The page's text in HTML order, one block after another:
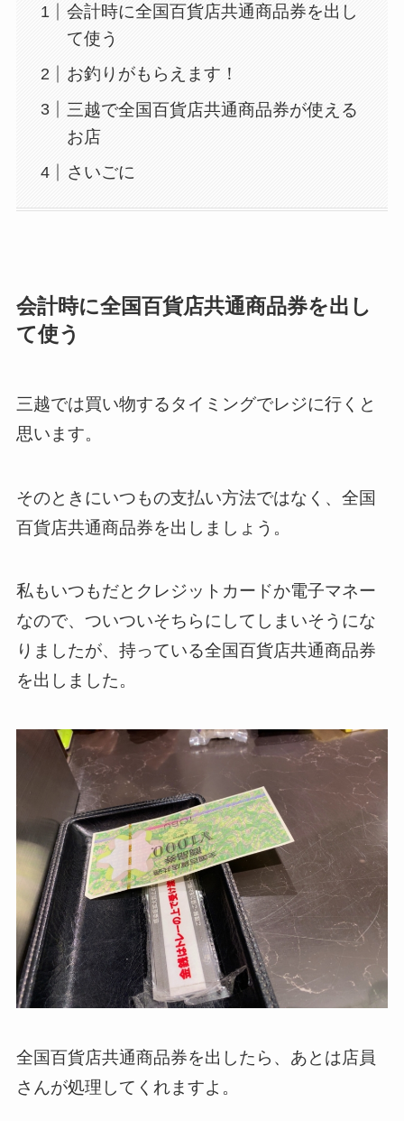
会計時に全国百貨店共通商品券を出し
て使う
お釣りがもらえます！
三越で全国百貨店共通商品券が使える
お店
さいごに
会計時に全国百貨店共通商品券を出し
て使う
三越では買い物するタイミングでレジに行くと
思います。
そのときにいつもの支払い方法ではなく、全国
百貨店共通商品券を出しましょう。
私もいつもだとクレジットカードか電子マネー
なので、ついついそちらにしてしまいそうにな
りましたが、持っている全国百貨店共通商品券
を出しました。
全国百貨店共通商品券を出したら、あとは店員
さんが処理してくれますよ。